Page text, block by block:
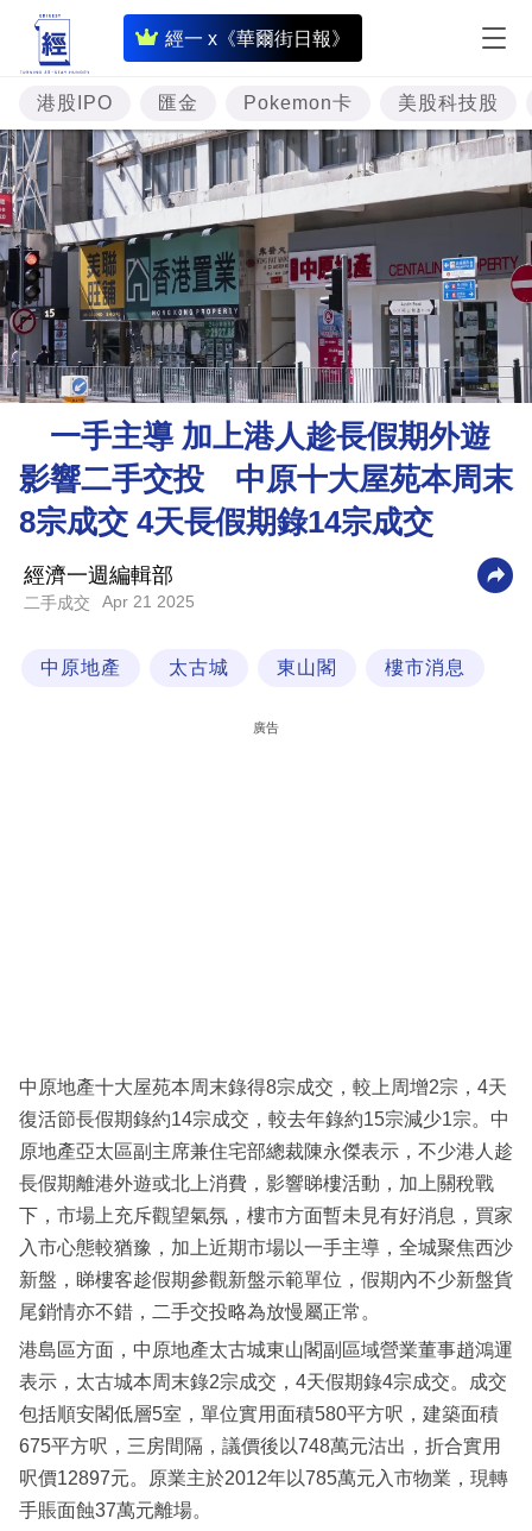
經一 x《華爾街日報》
即
時
財
經
專
題
資
樓
市
理
財
商
業
科
技
港股IPO 匯金 Pokemon卡 美股科技股
一手主導 加上港人趁長假期外遊
影響二手交投 中原十大屋苑本周末
8宗成交 4天長假期錄14宗成交
經濟一週編輯部
二手成交 Apr 21 2025
中原地產 太古城 東山閣 樓市消息
廣告
中原地產十大屋苑本周末錄得8宗成交，較上周增2宗，4天
復活節長假期錄約14宗成交，較去年錄約15宗減少1宗。中
原地產亞太區副主席兼住宅部總裁陳永傑表示，不少港人趁
長假期離港外遊或北上消費，影響睇樓活動，加上關稅戰
下，市場上充斥觀望氣氛，樓市方面暫未見有好消息，買家
入市心態較猶豫，加上近期市場以一手主導，全城聚焦西沙
新盤，睇樓客趁假期參觀新盤示範單位，假期內不少新盤貨
尾銷情亦不錯，二手交投略為放慢屬正常。
港島區方面，中原地產太古城東山閣副區域營業董事趙鴻運
表示，太古城本周末錄2宗成交，4天假期錄4宗成交。成交
包括順安閣低層5室，單位實用面積580平方呎，建築面積
675平方呎，三房間隔，議價後以748萬元沽出，折合實用
呎價12897元。原業主於2012年以785萬元入市物業，現轉
手賬面蝕37萬元離場。